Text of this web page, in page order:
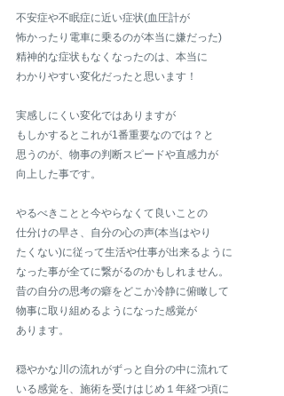
不安症や不眠症に近い症状(血圧計が
怖かったり電車に乗るのが本当に嫌だった)
精神的な症状もなくなったのは、本当に
わかりやすい変化だったと思います！
実感しにくい変化ではありますが
もしかするとこれが1番重要なのでは？と
思うのが、物事の判断スピードや直感力が
向上した事です。
やるべきことと今やらなくて良いことの
仕分けの早さ、自分の心の声(本当はやり
たくない)に従って生活や仕事が出来るように
なった事が全てに繋がるのかもしれません。
昔の自分の思考の癖をどこか冷静に俯瞰して
物事に取り組めるようになった感覚が
あります。
穏やかな川の流れがずっと自分の中に流れて
いる感覚を、施術を受けはじめ１年経つ頃に